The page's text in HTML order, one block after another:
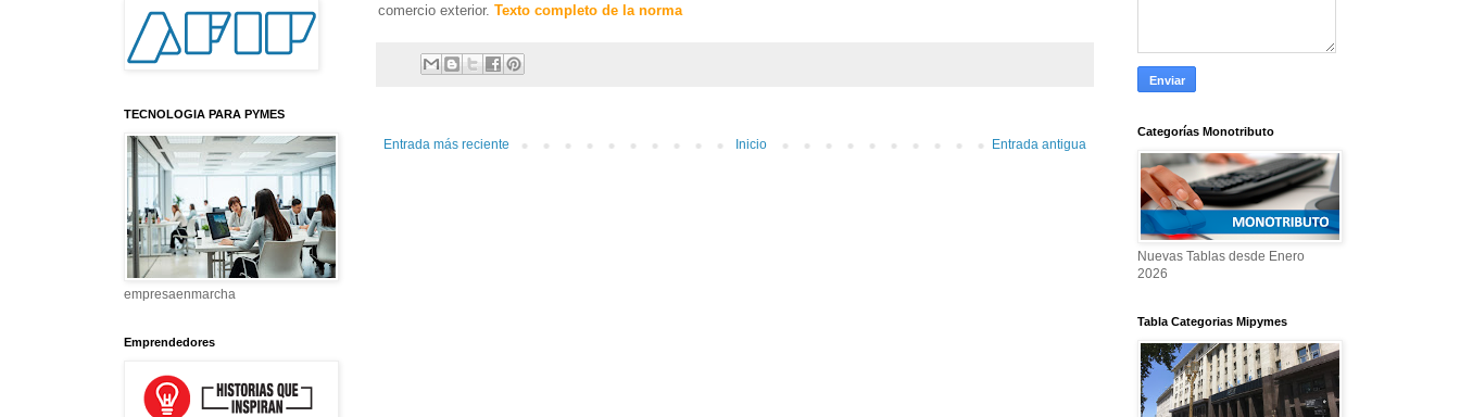
comercio exterior. Texto completo de la norma
Entrada más reciente Entrada antigua
Inicio
TECNOLOGIA PARA PYMES
empresaenmarcha
Emprendedores
Categorías Monotributo
Nuevas Tablas desde Enero
2026
Tabla Categorias Mipymes